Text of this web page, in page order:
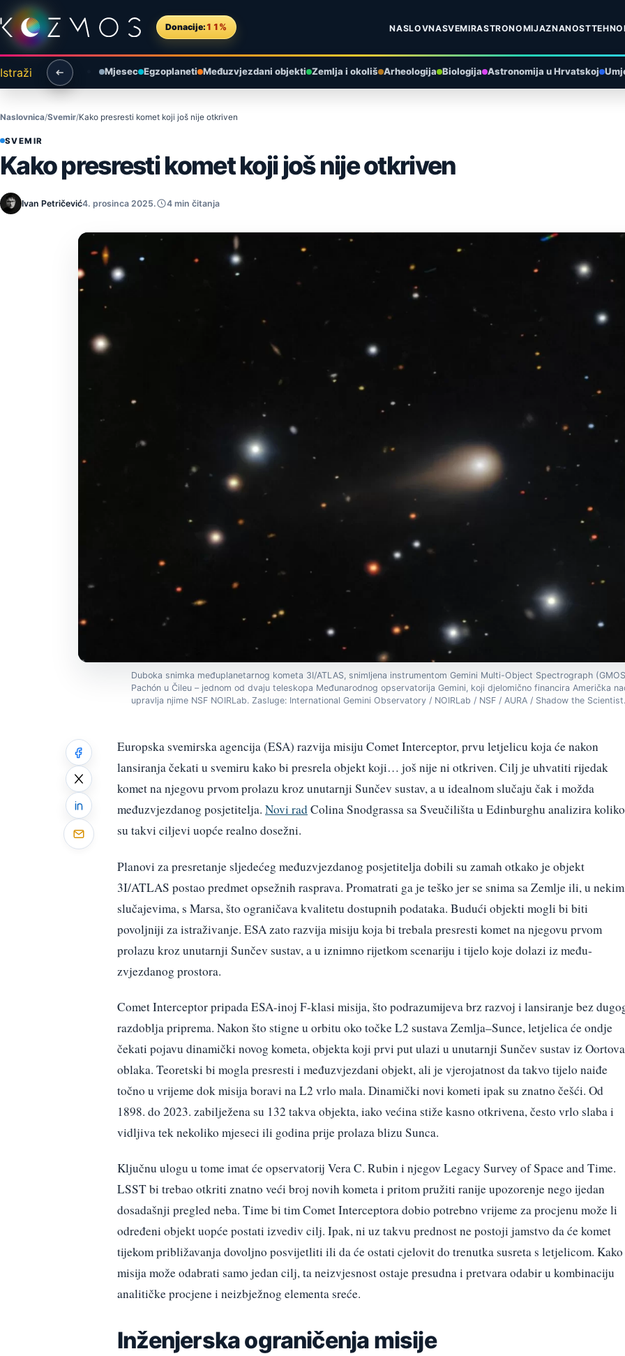
Preskoči na sadržaj
Donacije: 11% NASLOVNASVEMIRASTRONOMIJAZNANOST
Istraži Mjesec Egzoplaneti Međuzvjezdani objekti Zemlja i okoliš Arheologija Biologija Astronomija u Hrvatskoj
Naslovnica Svemir Kako presresti komet koji još nije otkriven
SVEMIR
Kako presresti komet koji još nije otkriven
Ivan Petričević4. prosinca 2025. 4 min čitanja
Duboka snimka međuplanetarnog kometa 3I/ATLAS, snimljena instrumentom Gemini Multi-Object Spectrograph
Pachón u Čileu – jednom od dvaju teleskopa Međunarodnog opservatorija Gemini, koji djelomično financira Američka
upravlja njime NSF NOIRLab. Zasluge: International Gemini Observatory / NOIRLab / NSF / AURA / Shadow the Scientist.
Europska svemirska agencija (ESA) razvija misiju Comet Interceptor, prvu letjelicu koja će nakon
lansiranja čekati u svemiru kako bi presrela objekt koji… još nije ni otkriven. Cilj je uhvatiti rijedak
komet na njegovu prvom prolazu kroz unutarnji Sunčev sustav, a u idealnom slučaju čak i možda
međuzvjezdanog posjetitelja. Novi radColina Snodgrassa sa Sveučilišta u Edinburghu analizira koliko
su takvi ciljevi uopće realno dosežni.
Planovi za presretanje sljedećeg među­zvjezdanog posjetitelja dobili su zamah otkako je objekt
3I/ATLAS postao predmet opsežnih rasprava. Promatrati ga je teško jer se snima sa Zemlje ili, u nekim
slučajevima, s Marsa, što ograničava kvalitetu dostupnih podataka. Budući objekti mogli bi biti
povoljniji za istraživanje. ESA zato razvija misiju koja bi trebala presresti komet na njegovu prvom
prolazu kroz unutarnji Sunčev sustav, a u iznimno rijetkom scenariju i tijelo koje dolazi iz među­
zvjezdanog prostora.
Comet Interceptor pripada ESA-inoj F-klasi misija, što podrazumijeva brz razvoj i lansiranje bez
razdoblja priprema. Nakon što stigne u orbitu oko točke L2 sustava Zemlja–Sunce, letjelica će ondje
čekati pojavu dinamički novog kometa, objekta koji prvi put ulazi u unutarnji Sunčev sustav iz Oortova
oblaka. Teoretski bi mogla presresti i među­zvjezdani objekt, ali je vjerojatnost da takvo tijelo naiđe
točno u vrijeme dok misija boravi na L2 vrlo mala. Dinamički novi kometi ipak su znatno češći. Od
1898. do 2023. zabilježena su 132 takva objekta, iako većina stiže kasno otkrivena, često vrlo slaba i
vidljiva tek nekoliko mjeseci ili godina prije prolaza blizu Sunca.
Ključnu ulogu u tome imat će opservatorij Vera C. Rubin i njegov Legacy Survey of Space and Time.
LSST bi trebao otkriti znatno veći broj novih kometa i pritom pružiti ranije upozorenje nego ijedan
dosadašnji pregled neba. Time bi tim Comet Interceptora dobio potrebno vrijeme za procjenu može li
određeni objekt uopće postati izvediv cilj. Ipak, ni uz takvu prednost ne postoji jamstvo da će komet
tijekom približavanja dovoljno posvijetliti ili da će ostati cjelovit do trenutka susreta s letjelicom. Kako
misija može odabrati samo jedan cilj, ta neizvjesnost ostaje presudna i pretvara odabir u kombinaciju
analitičke procjene i neizbježnog elementa sreće.
Inženjerska ograničenja misije